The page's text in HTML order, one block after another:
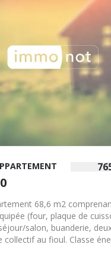
68,6 m2
(four, plaque de
salon, buanderie,
collectif au fioul. Classe